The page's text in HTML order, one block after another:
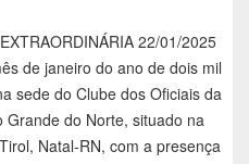
22/01/2025
de janeiro do ano de dois mil
sede do Clube dos Oficiais da
Grande do Norte, situado na
Natal-RN, com a presença